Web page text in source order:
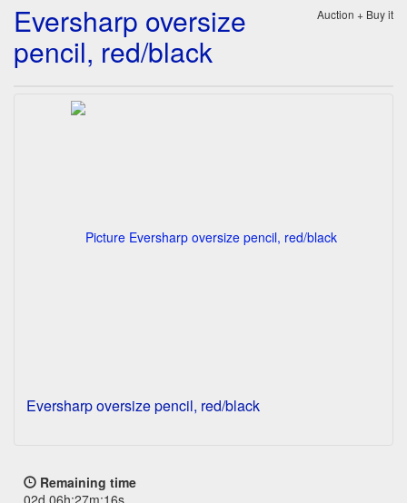
Auction + Buy it
Eversharp oversize
pencil, red/black
Eversharp oversize pencil, red/black
Remaining time
02d 06h:27m:16s